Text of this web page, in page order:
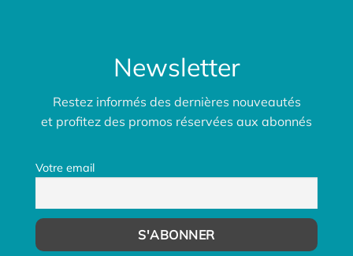
Newsletter
Restez informés des dernières nouveautés
et profitez des promos réservées aux abonnés
Votre email